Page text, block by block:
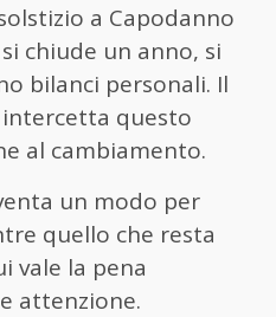
a Capodanno
chiude un anno, si
bilanci personali. Il
questo
al cambiamento.
un modo per
quello che resta
vale la pena
attenzione.